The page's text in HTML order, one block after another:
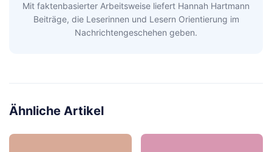
Mit faktenbasierter Arbeitsweise liefert Hannah Hartmann
Beiträge, die Leserinnen und Lesern Orientierung im
Nachrichtengeschehen geben.
Ähnliche Artikel